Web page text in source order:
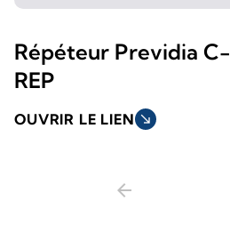
Répéteur Previdia C-
REP
OUVRIR LE LIEN south_east
arrow_back